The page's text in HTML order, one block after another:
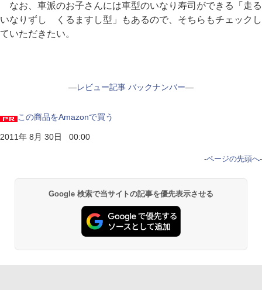
なお、車派のお子さんには車型のいなり寿司ができる「走る
いなりずし くるますし型」もあるので、そちらもチェックし
ていただきたい。
―レビュー記事 バックナンバー―
この商品をAmazonで買う
2011年 8月 30日 00:00
-ページの先頭へ-
Google 検索で当サイトの記事を優先表示させる